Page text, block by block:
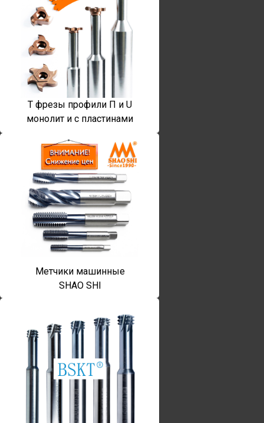
T фрезы профили П и U
монолит и с пластинами
Метчики машинные
SHAO SHI